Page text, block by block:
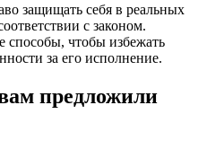
защищать себя в реальных
с законом.
способы, чтобы избежать
за его исполнение.
предложили